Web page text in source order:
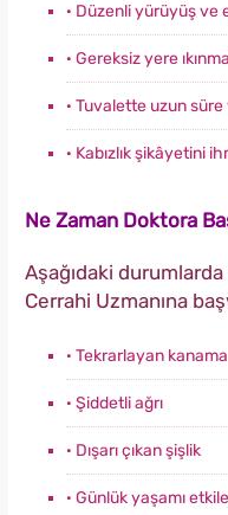
· Düzenli yürüyüş ve
· Gereksiz yere
· Tuvalette uzun
· Kabızlık şikâyetini
Ne Zaman Doktora
Aşağıdaki
Cerrahi Uzmanına
· Tekrarlayan kanama
· Şiddetli ağrı
· Dışarı çıkan şişlik
· Günlük yaşamı